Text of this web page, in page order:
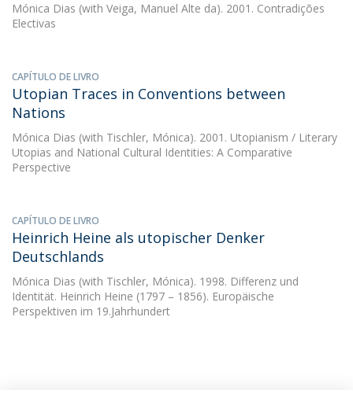
Mónica Dias (with Veiga, Manuel Alte da). 2001. Contradições
Electivas
CAPÍTULO DE LIVRO
Utopian Traces in Conventions between
Nations
Mónica Dias (with Tischler, Mónica). 2001. Utopianism / Literary
Utopias and National Cultural Identities: A Comparative
Perspective
CAPÍTULO DE LIVRO
Heinrich Heine als utopischer Denker
Deutschlands
Mónica Dias (with Tischler, Mónica). 1998. Differenz und
Identität. Heinrich Heine (1797 – 1856). Europäische
Perspektiven im 19.Jahrhundert